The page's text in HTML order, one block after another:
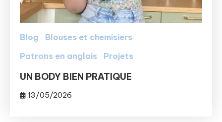
Blog
Blouses et chemisiers
Patrons en anglais
Projets
UN BODY BIEN PRATIQUE
13/05/2026